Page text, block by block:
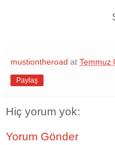
mustiontheroad at Temmuz
Paylaş
Hiç yorum yok:
Yorum Gönder